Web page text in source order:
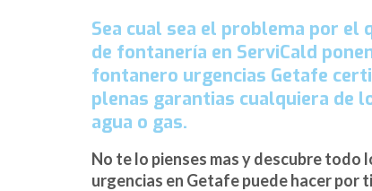
Sea cual sea el problema por el
de fontanería en ServiCald
fontanero urgencias Getafe
plenas garantias cualquiera de
agua o gas.
No te lo pienses mas y descubre
urgencias en Getafe puede hacer por